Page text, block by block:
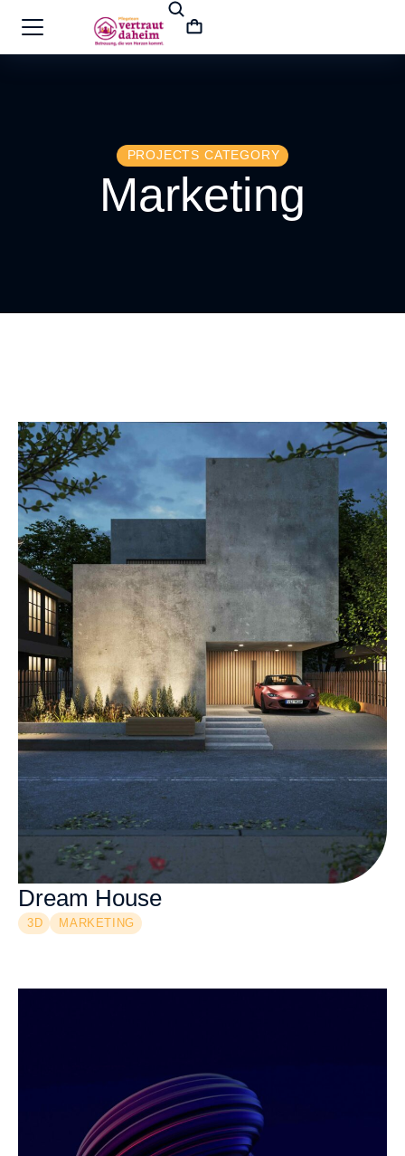
PROJECTS CATEGORY
Marketing
Dream House
3D MARKETING